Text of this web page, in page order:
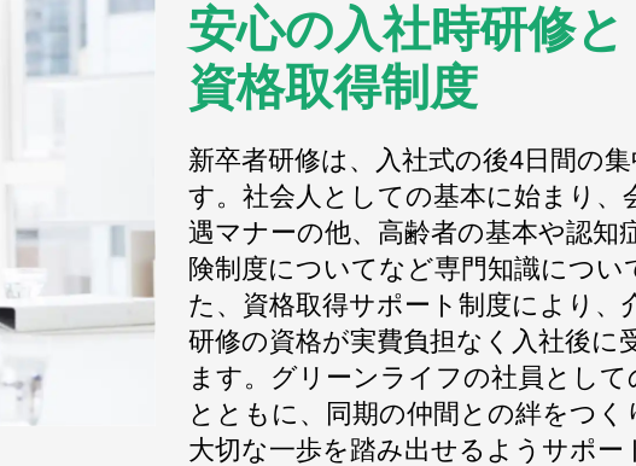
安心の入社時研修と
資格取得制度
新卒者研修は、入社式の後4日間の
す。社会人としての基本に始まり、
遇マナーの他、高齢者の基本や認知
険制度についてなど専門知識につい
た、資格取得サポート制度により、
研修の資格が実費負担なく入社後に
ます。グリーンライフの社員として
とともに、同期の仲間との絆をつく
大切な一歩を踏み出せるようサポー